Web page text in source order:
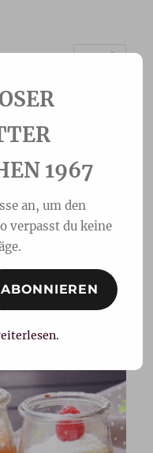
1967
an, um den
verpasst du keine
ABONNIEREN